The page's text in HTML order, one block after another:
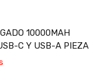
10000MAH
C Y USB-A PIEZA